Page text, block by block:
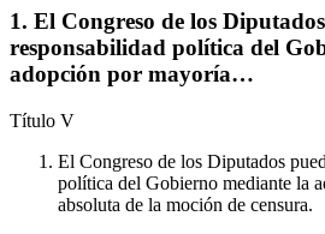
1. El Congreso de los
responsabilidad política del
adopción por mayoría…
Título V
El Congreso de los Diputados
política del Gobierno mediante la
absoluta de la moción de censura.